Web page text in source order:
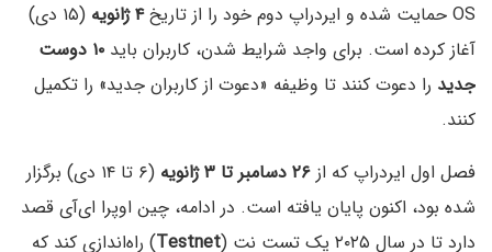
OS حمایت شده و ایردراپ دوم خود را از تاریخ
۴ ژانویه
(۱۵ دی)
آغاز کرده است. برای واجد شرایط شدن، کاربران باید
۱۰ دوست
جدید را دعوت کنند تا وظیفه «دعوت از کاربران جدید» را تکمیل
کنند.
فصل اول ایردراپ که از ۲۶ دسامبر تا ۳ ژانویه
(۶ تا ۱۴ دی) برگزار
شده بود، اکنون پایان یافته است. در ادامه، چین اوپرا ای‌آی قصد
دارد تا در سال ۲۰۲۵ یک تست نت (
Testnet) راه‌اندازی کند که